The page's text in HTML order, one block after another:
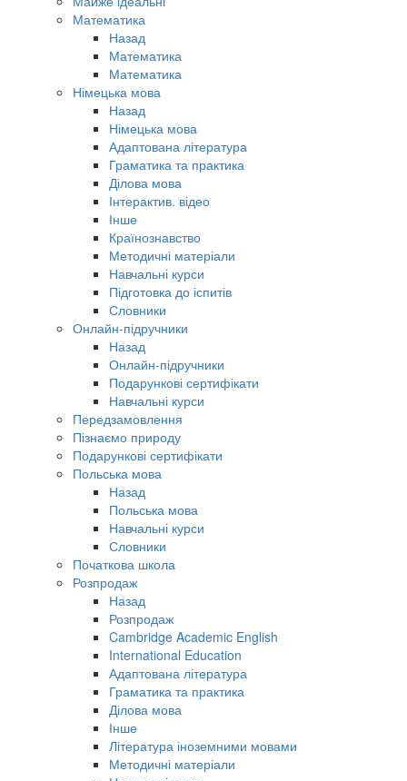
Математика
Назад
Математика
Математика
Німецька мова
Назад
Німецька мова
Адаптована література
Граматика та практика
Ділова мова
Інтерактив. відео
Інше
Країнознавство
Методичні матеріали
Навчальні курси
Підготовка до іспитів
Словники
Онлайн-підручники
Назад
Онлайн-підручники
Подарункові сертифікати
Навчальні курси
Передзамовлення
Пізнаємо природу
Подарункові сертифікати
Польська мова
Назад
Польська мова
Навчальні курси
Словники
Початкова школа
Розпродаж
Назад
Розпродаж
Cambridge Academic English
International Education
Адаптована література
Граматика та практика
Ділова мова
Інше
Література іноземними мовами
Методичні матеріали